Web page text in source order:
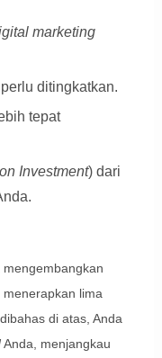
marketing
ditingkatkan.
tepat
Investment) dari
lima
di atas, Anda
Anda, menjangkau